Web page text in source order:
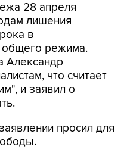
28 апреля
лишения
в
общего режима.
Александр
что считает
и заявил о
просил для